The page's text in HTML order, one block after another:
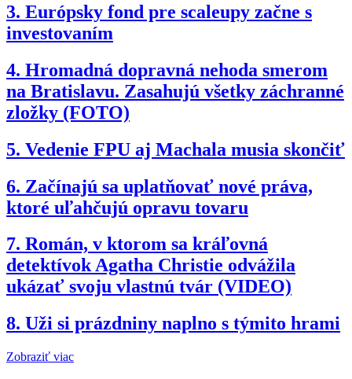
3. Európsky fond pre scaleupy začne s
investovaním
4. Hromadná dopravná nehoda smerom
na Bratislavu. Zasahujú všetky záchranné
zložky (FOTO)
5. Vedenie FPU aj Machala musia skončiť
6. Začínajú sa uplatňovať nové práva,
ktoré uľahčujú opravu tovaru
7. Román, v ktorom sa kráľovná
detektívok Agatha Christie odvážila
ukázať svoju vlastnú tvár (VIDEO)
8. Uži si prázdniny naplno s týmito hrami
Zobraziť viac